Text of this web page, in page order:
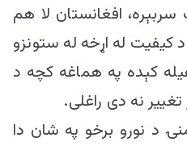
سربېره، افغانستان لا هم
کیفیت له اړخه له ستونزو
کېده په هماغه کچه د
نه دی راغلی.
د نورو برخو په شان دا